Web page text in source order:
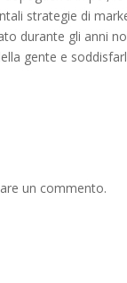
strategie di
durante gli anni
gente e
un commento.